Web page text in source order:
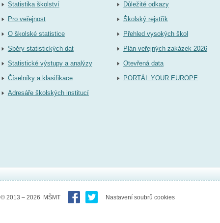
Statistika školství
Pro veřejnost
O školské statistice
Sběry statistických dat
Statistické výstupy a analýzy
Číselníky a klasifikace
Adresáře školských institucí
Důležité odkazy
Školský rejstřík
Přehled vysokých škol
Plán veřejných zakázek 2026
Otevřená data
PORTÁL YOUR EUROPE
© 2013 – 2026 MŠMT Nastavení soubrů cookies